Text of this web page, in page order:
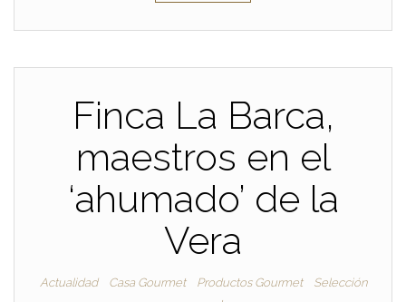
Finca La Barca,
maestros en el
‘ahumado’ de la
Vera
Actualidad Casa Gourmet Productos Gourmet
Selección